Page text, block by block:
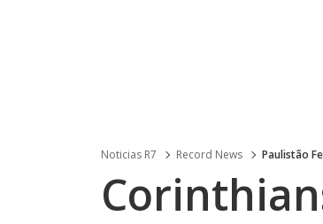
Noticias R7 Record News Paulistão